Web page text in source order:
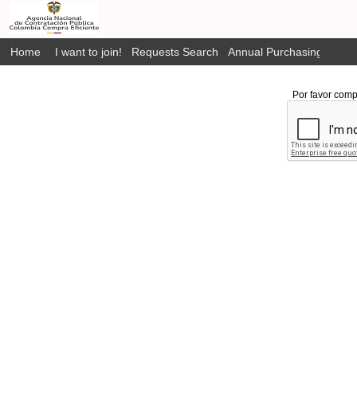
Home I want to join! Requests Search Annual Purchasing Plan
Por favor